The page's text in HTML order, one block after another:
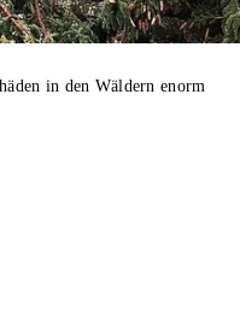
in den Wäldern enorm